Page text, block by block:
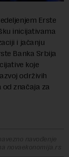
Erste
inicijativama
i jačanju
Banka Srbija
koje
održivih
značaja za
navođenje
novaekonomija.rs